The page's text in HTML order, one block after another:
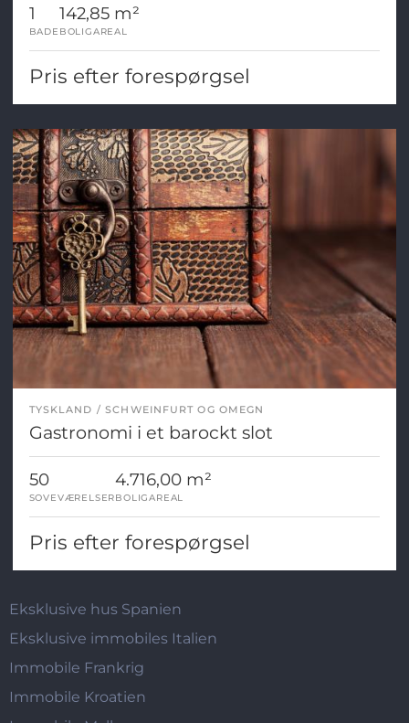
1
BADE
142,85 m²
BOLIGAREAL
Pris efter forespørgsel
TYSKLAND SCHWEINFURT OG OMEGN
Gastronomi i et barockt slot
50
SOVEVÆRELSER
4.716,00 m²
BOLIGAREAL
Pris efter forespørgsel
Eksklusive hus Spanien
Eksklusive immobiles Italien
Immobile Frankrig
Immobile Kroatien